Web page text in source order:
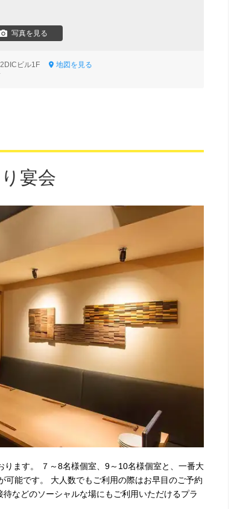
写真を見る
2DICビル1F
地図を見る
宴会
ます。 ７～8名様個室、9～10名様個室と、一番大
可能です。 大人数でもご利用の際はお早目のご予約
などのソーシャルな場にもご利用いただけるプラ